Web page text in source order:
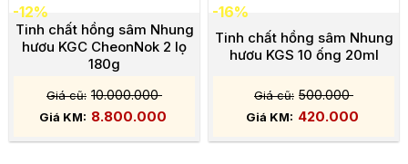
-12%
Tinh chất hồng sâm Nhung
hươu KGC CheonNok 2 lọ
180g
10.000.000
8.800.000
-16%
Tinh chất hồng sâm Nhung
hươu KGS 10 ống 20ml
500.000
420.000